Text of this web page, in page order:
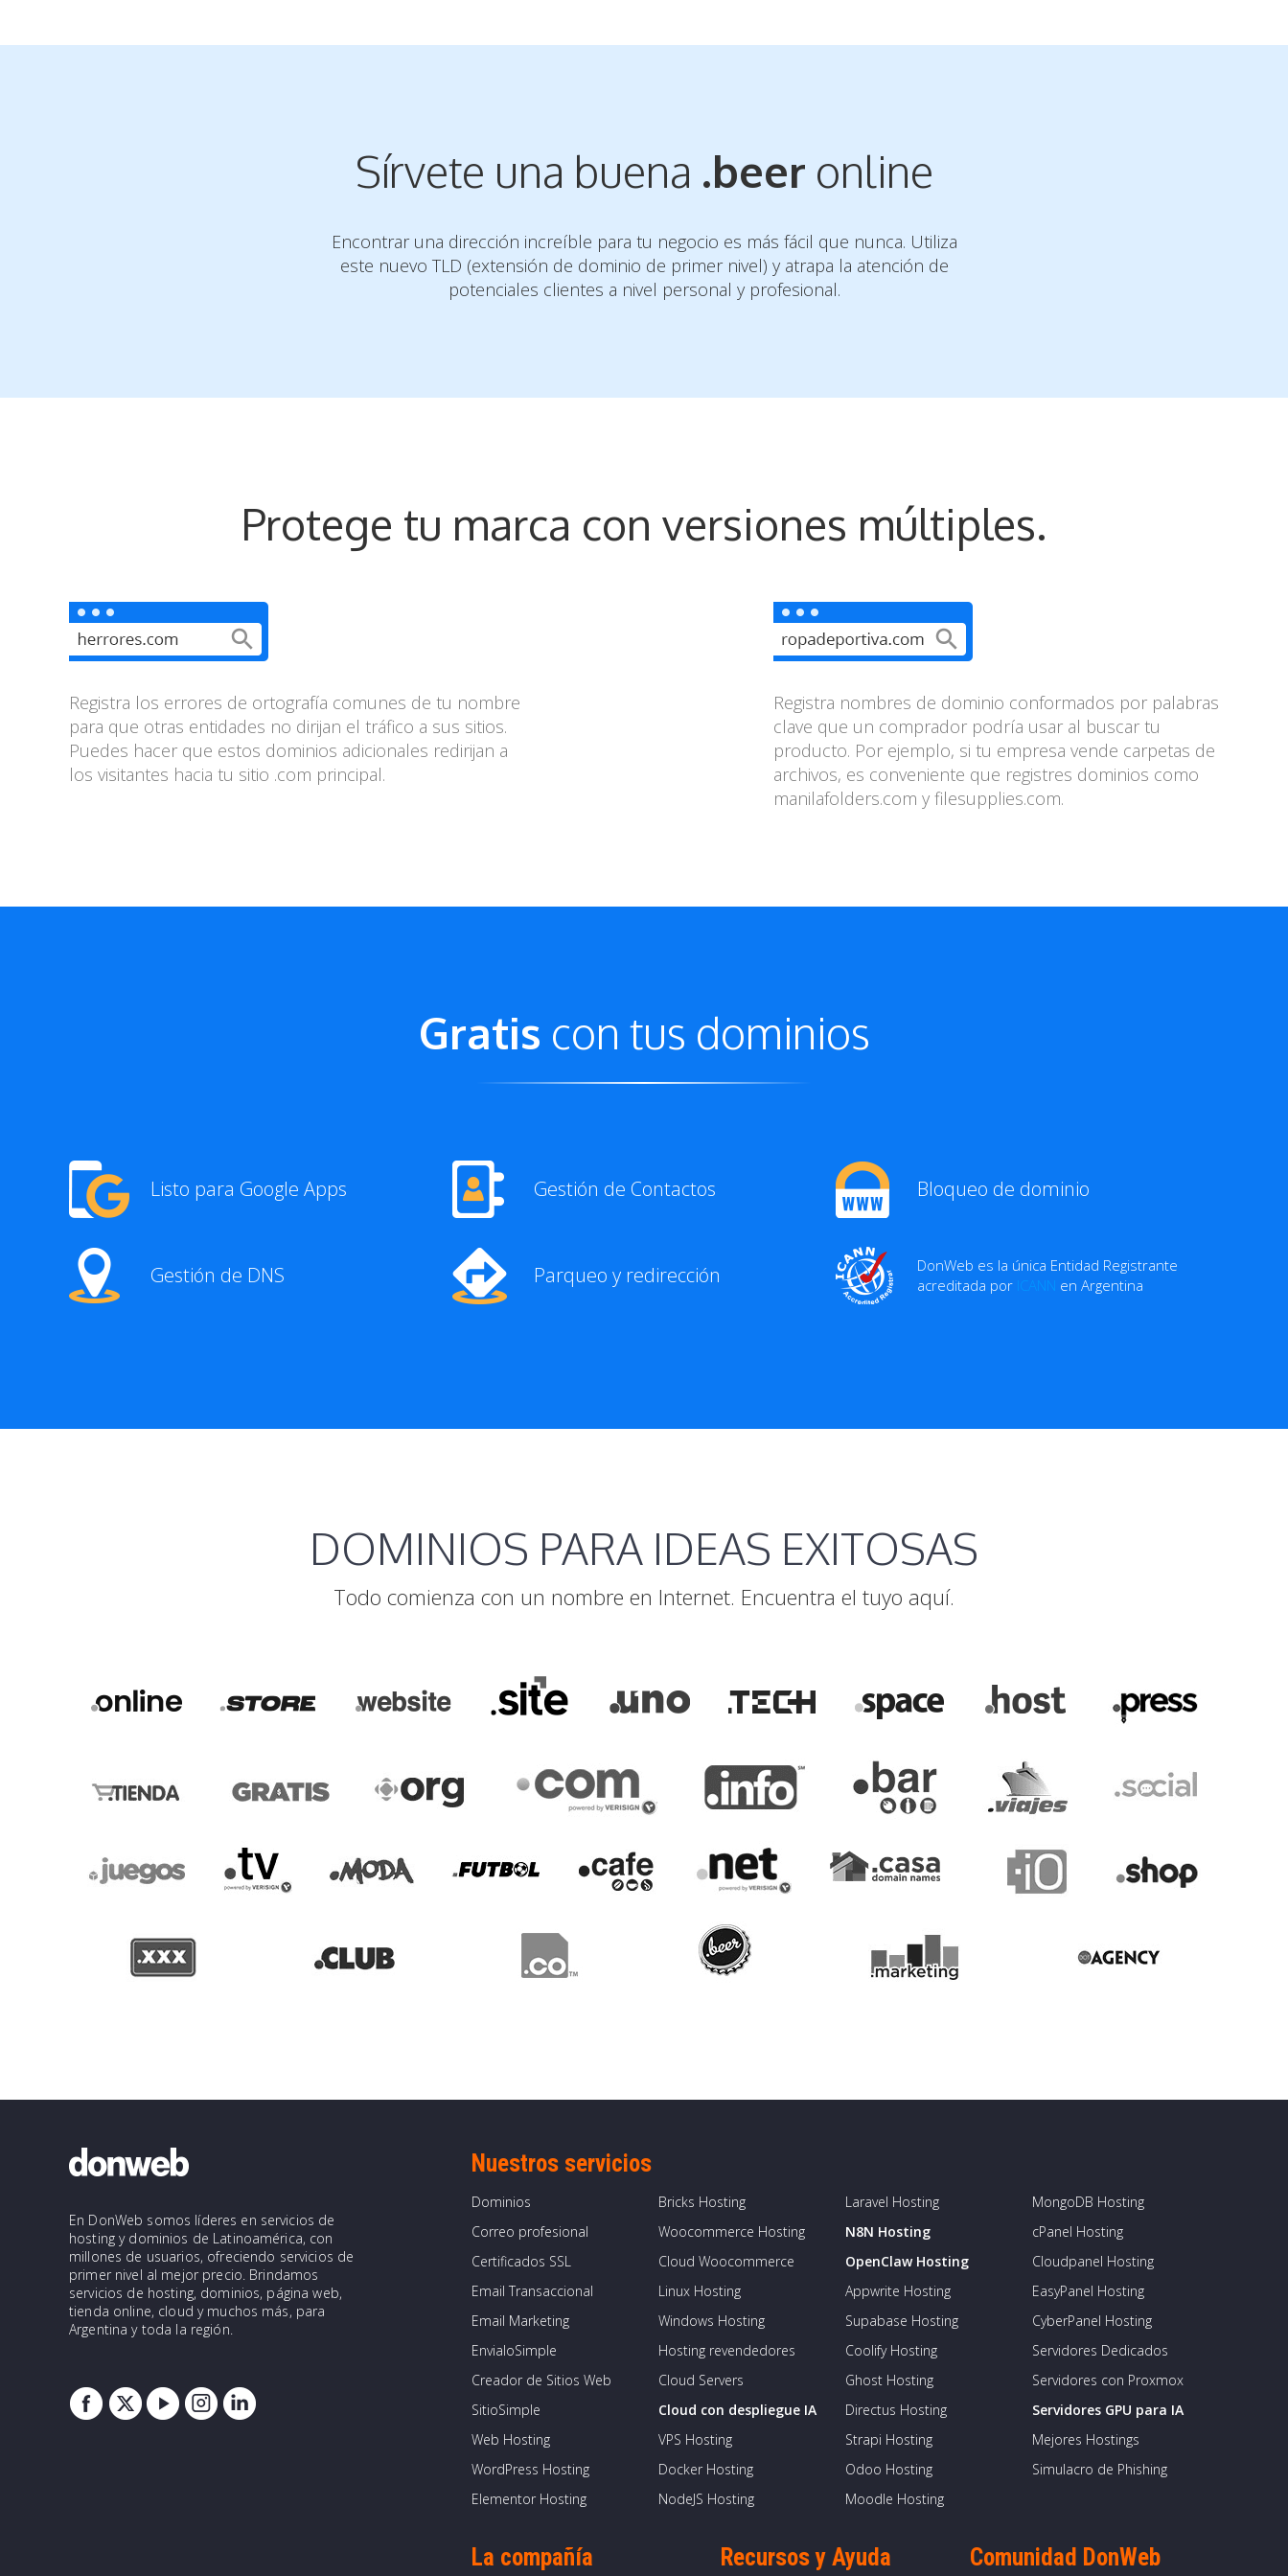
Sírvete una buena .beer online
Encontrar una dirección increíble para tu negocio es más fácil que nunca. Utiliza
este nuevo TLD (extensión de dominio de primer nivel) y atrapa la atención de
potenciales clientes a nivel personal y profesional.
Protege tu marca con versiones múltiples.
Registra los errores de ortografía comunes de tu nombre
para que otras entidades no dirijan el tráfico a sus sitios.
Puedes hacer que estos dominios adicionales redirijan a
los visitantes hacia tu sitio .com principal.
Registra nombres de dominio conformados por palabras
clave que un comprador podría usar al buscar tu
producto. Por ejemplo, si tu empresa vende carpetas de
archivos, es conveniente que registres dominios como
manilafolders.com y filesupplies.com.
Gratis con tus dominios
Listo para Google Apps Gestión de Contactos Bloqueo de dominio
Gestión de DNS Parqueo y redirección
DonWeb es la única Entidad Registrante
acreditada por ICANN en Argentina
DOMINIOS PARA IDEAS EXITOSAS
Todo comienza con un nombre en Internet. Encuentra el tuyo aquí.
En DonWeb somos líderes en servicios de
hosting y dominios de Latinoamérica, con
millones de usuarios, ofreciendo servicios de
primer nivel al mejor precio. Brindamos
servicios de hosting, dominios, página web,
tienda online, cloud y muchos más, para
Argentina y toda la región.
Nuestros servicios
Dominios
Correo profesional
Certificados SSL
Email Transaccional
Email Marketing
EnvialoSimple
Creador de Sitios Web
SitioSimple
Web Hosting
WordPress Hosting
Elementor Hosting
Bricks Hosting
Woocommerce Hosting
Cloud Woocommerce
Linux Hosting
Windows Hosting
Hosting revendedores
Cloud Servers
Cloud con despliegue IA
VPS Hosting
Docker Hosting
NodeJS Hosting
Laravel Hosting
N8N Hosting
OpenClaw Hosting
Appwrite Hosting
Supabase Hosting
Coolify Hosting
Ghost Hosting
Directus Hosting
Strapi Hosting
Odoo Hosting
Moodle Hosting
MongoDB Hosting
cPanel Hosting
Cloudpanel Hosting
EasyPanel Hosting
CyberPanel Hosting
Servidores Dedicados
Servidores con Proxmox
Servidores GPU para IA
Mejores Hostings
Simulacro de Phishing
La compañía Recursos y Ayuda Comunidad DonWeb